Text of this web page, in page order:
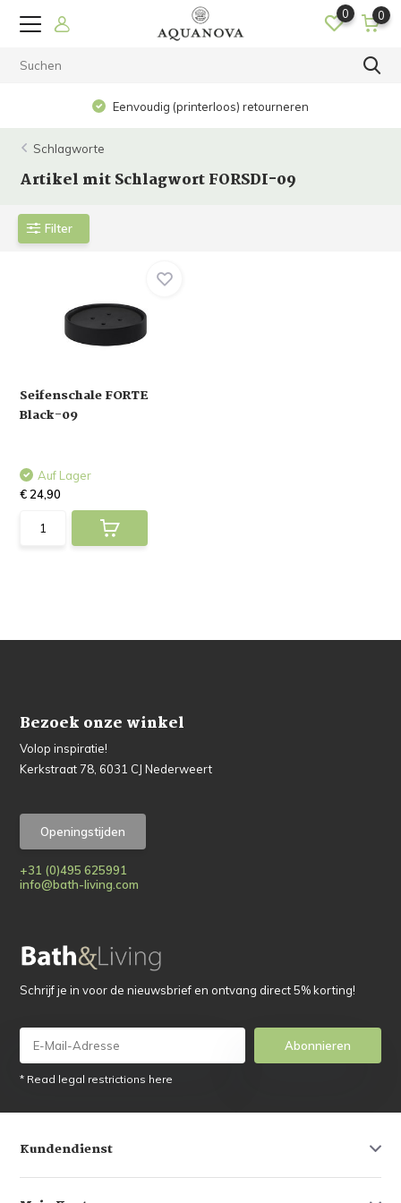
0 0
Eenvoudig (printerloos) retourneren
Schlagworte
Artikel mit Schlagwort FORSDI-09
Filter
Seifenschale FORTE
Black-09
Auf Lager
€ 24,90
Bezoek onze winkel
Volop inspiratie!
Kerkstraat 78, 6031 CJ Nederweert
Openingstijden
+31 (0)495 625991
info@bath-living.com
Schrijf je in voor de nieuwsbrief en ontvang direct 5% korting!
Abonnieren
* Read legal restrictions here
Kundendienst